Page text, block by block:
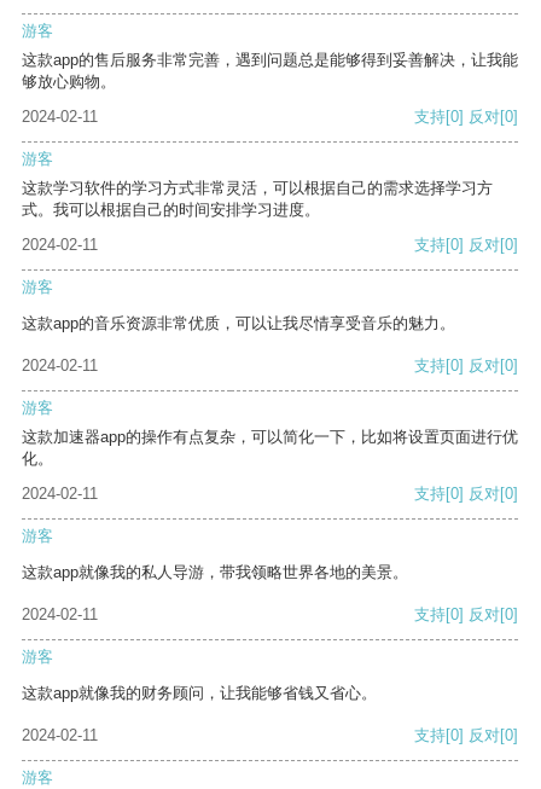
游客
这款app的售后服务非常完善，遇到问题总是能够得到妥善解决，让我能
够放心购物。
2024-02-11
支持[0] 反对[0]
游客
这款学习软件的学习方式非常灵活，可以根据自己的需求选择学习方
式。我可以根据自己的时间安排学习进度。
2024-02-11
支持[0] 反对[0]
游客
这款app的音乐资源非常优质，可以让我尽情享受音乐的魅力。
2024-02-11 支持[0] 反对[0]
游客
这款加速器app的操作有点复杂，可以简化一下，比如将设置页面进行优
化。
2024-02-11
支持[0] 反对[0]
游客
这款app就像我的私人导游，带我领略世界各地的美景。
2024-02-11 支持[0] 反对[0]
游客
这款app就像我的财务顾问，让我能够省钱又省心。
2024-02-11 支持[0] 反对[0]
游客